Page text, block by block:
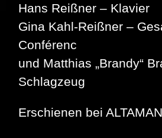
Hans Reißner – Klavier
Gina Kahl-Reißner –
Conférenc
und Matthias „Brandy“
Schlagzeug
Erschienen bei